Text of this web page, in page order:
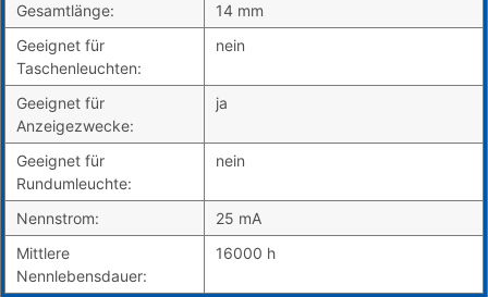
Gesamtlänge:
14 mm
Geeignet für
Taschenleuchten:
nein
Geeignet für
Anzeigezwecke:
ja
Geeignet für
Rundumleuchte:
nein
Nennstrom:
25 mA
Mittlere
Nennlebensdauer:
16000 h